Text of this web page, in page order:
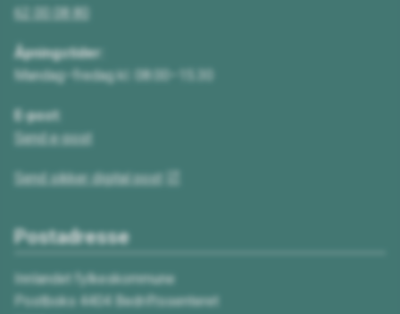
62 00 08 80
Åpningstider:
Mandag–fredag kl. 08.00–15.30
E-post:
Send e-post
Send sikker digital post
Postadresse
Innlandet fylkeskommune
Postboks 4404 Bedriftssenteret